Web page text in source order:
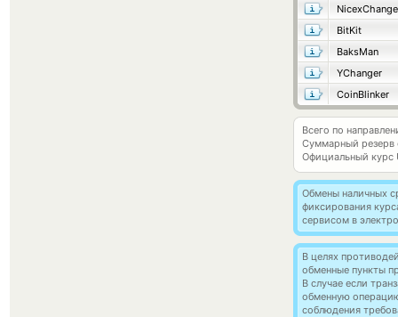
BitKit
BaksMan
YChanger
CoinBlinker
Всего по
Суммарный резерв
Официальный курс
Обмены наличных
фиксирования
сервисом в
В целях
обменные пункты
В случае если
обменную
соблюдения